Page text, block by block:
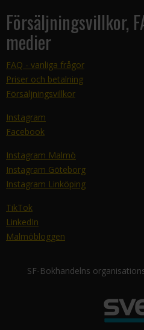
Försäljningsvillkor,
medier
FAQ - vanliga frågor
Priser och betalning
Försäljningsvillkor
Instagram
Facebook
Instagram Malmö
Instagram Göteborg
Instagram Linköping
TikTok
LinkedIn
Malmöbloggen
SF-Bokhandelns